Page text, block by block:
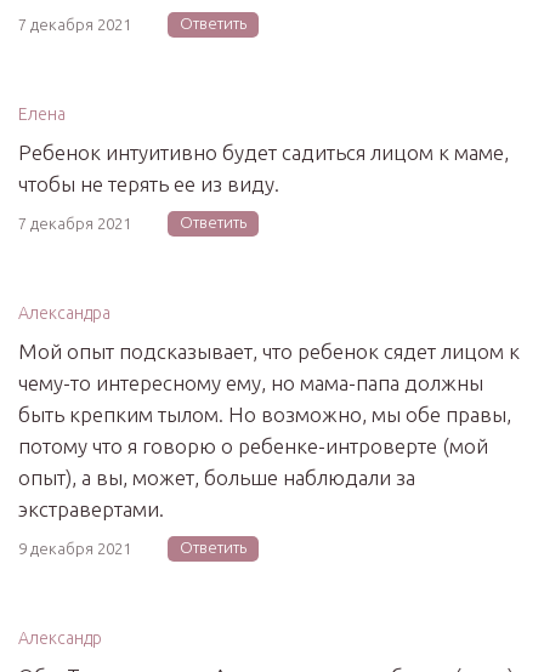
7 декабря 2021 Ответить
Елена
Ребенок интуитивно будет садиться лицом к маме,
чтобы не терять ее из виду.
7 декабря 2021 Ответить
Александра
Мой опыт подсказывает, что ребенок сядет лицом к
чему-то интересному ему, но мама-папа должны
быть крепким тылом. Но возможно, мы обе правы,
потому что я говорю о ребенке-интроверте (мой
опыт), а вы, может, больше наблюдали за
экстравертами.
9 декабря 2021 Ответить
Александр